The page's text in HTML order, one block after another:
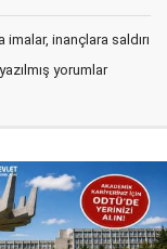
inançlara saldırı
yorumlar